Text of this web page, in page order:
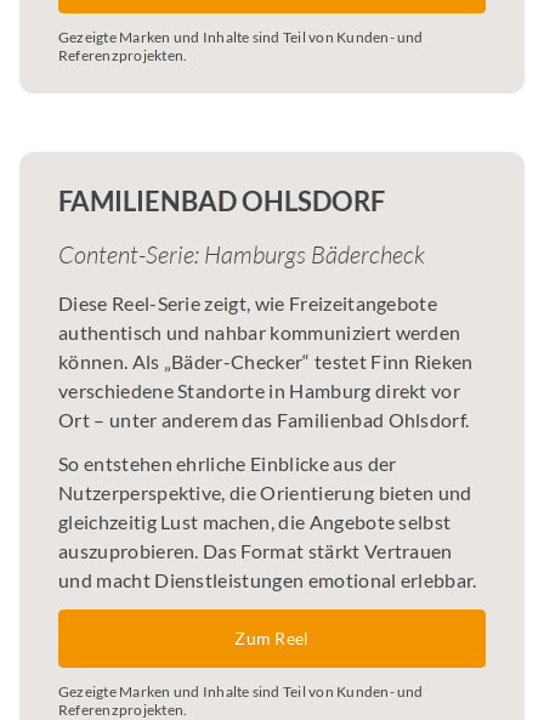
Gezeigte Marken und Inhalte sind Teil von Kunden- und
Referenzprojekten.
FAMILIENBAD OHLSDORF
Content-Serie: Hamburgs Bädercheck
Diese Reel-Serie zeigt, wie Freizeitangebote
authentisch und nahbar kommuniziert werden
können. Als „Bäder-Checker“ testet Finn Rieken
verschiedene Standorte in Hamburg direkt vor
Ort – unter anderem das Familienbad Ohlsdorf.
So entstehen ehrliche Einblicke aus der
Nutzerperspektive, die Orientierung bieten und
gleichzeitig Lust machen, die Angebote selbst
auszuprobieren. Das Format stärkt Vertrauen
und macht Dienstleistungen emotional erlebbar.
Zum Reel
Gezeigte Marken und Inhalte sind Teil von Kunden- und
Referenzprojekten.